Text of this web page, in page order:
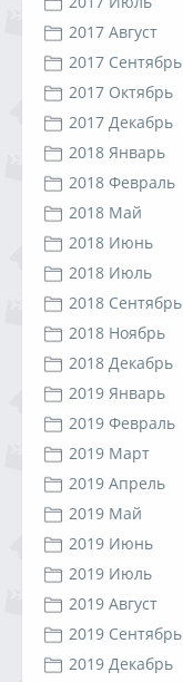
2017 Август
2017 Сентябрь
2017 Октябрь
2017 Декабрь
2018 Январь
2018 Февраль
2018 Май
2018 Июнь
2018 Июль
2018 Сентябрь
2018 Ноябрь
2018 Декабрь
2019 Январь
2019 Февраль
2019 Март
2019 Апрель
2019 Май
2019 Июнь
2019 Июль
2019 Август
2019 Сентябрь
2019 Декабрь